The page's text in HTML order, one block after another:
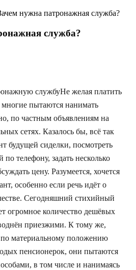
нужна патронажная служба?
служба?
Не желая платить
многие пытаются нанимать
по частным объявлениям на
сетях. Казалось бы, всё так
будущей сиделки, посмотреть
телефону, задать несколько
цену. Разумеется, хочется
особенно если речь идёт о
Сегодняшний стихийный
огромное количество дешёвых
приезжими. К тому же,
по материальному положению
пенсионерок, они пытаются
в том числе и нанимаясь